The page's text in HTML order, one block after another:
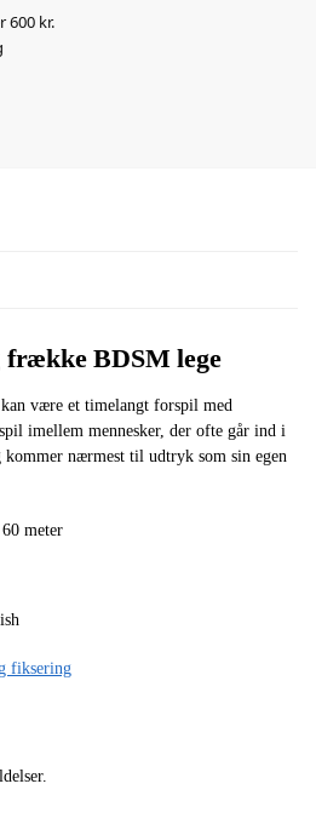
600 kr.
frække BDSM lege
være et timelangt forspil med
imellem mennesker, der ofte går ind i
kommer nærmest til udtryk som sin egen
meter
fiksering